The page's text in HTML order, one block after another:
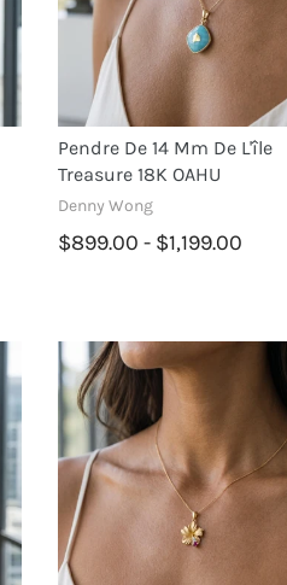
Pendre De 14 Mm De L'île
Treasure 18K OAHU
Denny Wong
$899.00 - $1,199.00